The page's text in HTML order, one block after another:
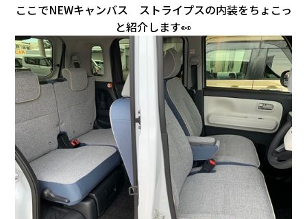
会社情報
カタ
リコ
お問
ここでNEWキャンバス ストライプスの内装をちょこっ
と紹介します👀